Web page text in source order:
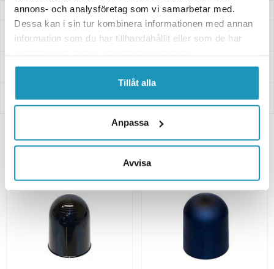
annons- och analysföretag som vi samarbetar med.
Dessa kan i sin tur kombinera informationen med annan
information som du har tillhandahållit eller som de har
Tillåt alla
Anpassa
Avvisa
Frågor och svar
Leverans- & Returinformation
Betalning
Relaterade produkter